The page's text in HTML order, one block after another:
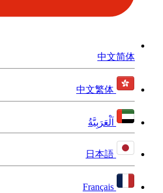
中文简体
中文繁体
اَلْعَرَبِيَّةُ
日本語
Français